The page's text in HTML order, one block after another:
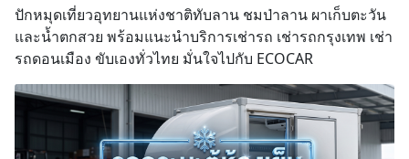
ปักหมุดเที่ยวอุทยานแห่งชาติทับลาน ชมป่าลาน ผาเก็บตะวัน
และน้ำตกสวย พร้อมแนะนำบริการเช่ารถ เช่ารถกรุงเทพ เช่า
รถดอนเมือง ขับเองทั่วไทย มั่นใจไปกับ ECOCAR